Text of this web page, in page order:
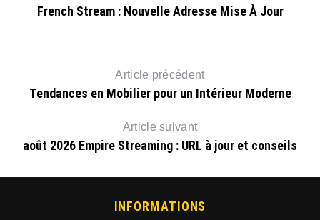
French Stream : Nouvelle Adresse Mise À Jour
Article précédent
Tendances en Mobilier pour un Intérieur Moderne
Article suivant
août 2026 Empire Streaming : URL à jour et conseils
INFORMATIONS